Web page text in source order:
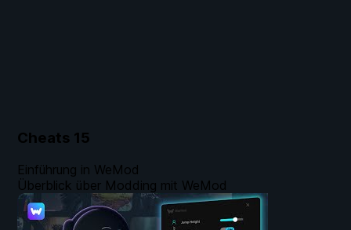
Cheats 15
Einführung in WeMod
Überblick über Modding mit WeMod